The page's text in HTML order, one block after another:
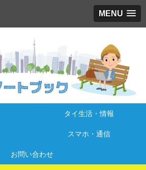
MENU
タイ生活・情報
スマホ・通信
お問い合わせ